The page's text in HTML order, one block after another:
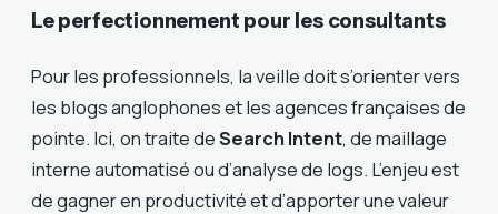
Le perfectionnement pour les consultants
Pour les professionnels, la veille doit s’orienter vers
les blogs anglophones et les agences françaises de
pointe. Ici, on traite deSearch Intent, de maillage
interne automatisé ou d’analyse de logs. L’enjeu est
de gagner en productivité et d’apporter une valeur